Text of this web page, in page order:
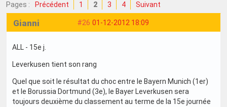
Pages : Précédent 1 2 3 4 Suivant
#26 01-12-2012 18:09
Gianni
ALL - 15e j.
Leverkusen tient son rang
Quel que soit le résultat du choc entre le Bayern Munich (1er)
et le Borussia Dortmund (3e), le Bayer Leverkusen sera
toujours deuxième du classement au terme de la 15e journée